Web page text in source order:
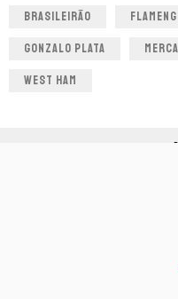
BRASILEIRÃO
GONZALO PLATA
WEST HAM